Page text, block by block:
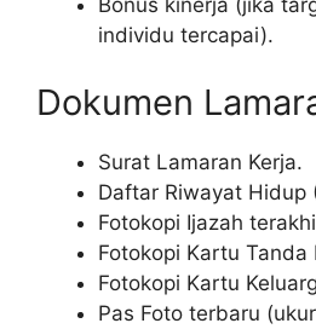
Bonus kinerja (jika
individu tercapai).
Dokumen
Surat Lamaran Kerja.
Daftar Riwayat Hidup
Fotokopi Ijazah
Fotokopi Kartu Tanda
Fotokopi Kartu
Pas Foto terbaru